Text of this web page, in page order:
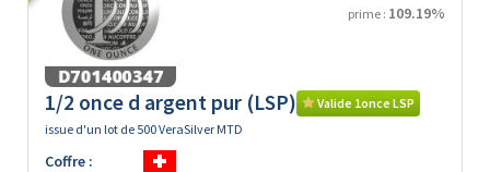
prime : 109.19%
1/2 once d argent pur (LSP)
Valide 1once LSP
issue d'un lot de 500 VeraSilver MTD
Coffre :